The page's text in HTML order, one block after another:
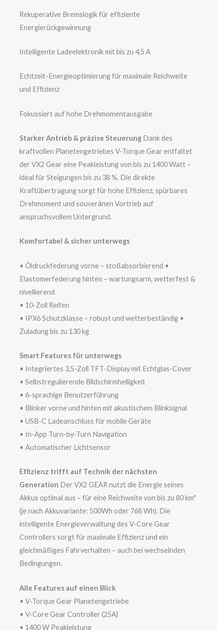
Rekuperative Bremslogik für effiziente
Energierückgewinnung
Intelligente Ladeelektronik mit bis zu 4,5 A
Echtzeit-Energieoptimierung für maximale Reichweite
und Effizienz
Fokussiert auf hohe Drehmomentausgabe
Starker Antrieb & präzise Steuerung Dank des
kraftvollen Planetengetriebes V-Torque Gear entfaltet
der VX2 Gear eine Peakleistung von bis zu 1400 Watt –
ideal für Steigungen bis zu 38 %. Die direkte
Kraftübertragung sorgt für hohe Effizienz, spürbares
Drehmoment und souveränen Vortrieb auf
anspruchsvollem Untergrund.
Komfortabel & sicher unterwegs
• Öldruckfederung vorne – stoßabsorbierend •
Elastomerfederung hinten – wartungsarm, wetterfest &
nivellierend
• 10-Zoll Reifen
• IPX6 Schutzklasse – robust und wetterbeständig •
Zuladung bis zu 130 kg
Smart Features für unterwegs
• Integriertes 3,5-Zoll TFT-Display mit Echtglas-Cover
• Selbstregulierende Bildschirmhelligkeit
• 6-sprachige Benutzerführung
• Blinker vorne und hinten mit akustischem Blinksignal
• USB-C Ladeanschluss für mobile Geräte
• In-App Turn-by-Turn Navigation
• Automatischer Lichtsensor
Effizienz trifft auf Technik der nächsten
Generation Der VX2 GEAR nutzt die Energie seines
Akkus optimal aus – für eine Reichweite von bis zu 80 km*
(je nach Akkuvariante: 500Wh oder 768 Wh). Die
intelligente Energieverwaltung des V-Core Gear
Controllers sorgt für maximale Effizienz und ein
gleichmäßiges Fahrverhalten – auch bei wechselnden
Bedingungen.
Alle Features auf einen Blick
• V-Torque Gear Planetengetriebe
• V-Core Gear Controller (25A)
• 1400 W Peakleistung